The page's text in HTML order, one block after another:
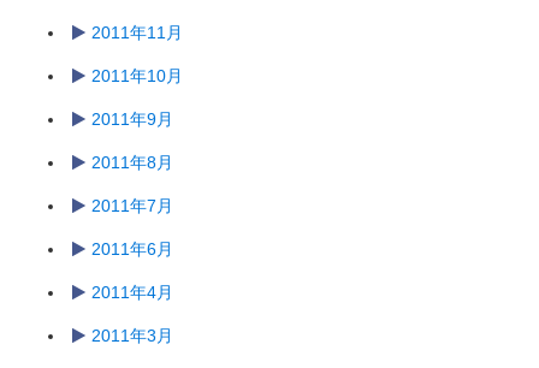
2011年11月
2011年10月
2011年9月
2011年8月
2011年7月
2011年6月
2011年4月
2011年3月